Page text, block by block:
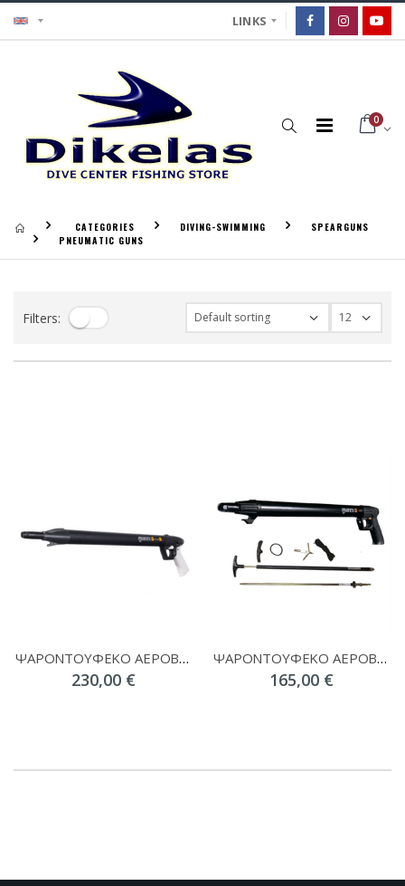
LINKS
0
CATEGORIES DIVING-SWIMMING
SPEARGUNS
PNEUMATIC GUNS
Filters:
ΨΑΡΟΝΤΟΥΦΕΚΟ ΑΕΡΟΒΟΛΟ STEN 11
230,00 €
ΨΑΡΟΝΤΟΥΦΕΚΟ ΑΕΡΟΒΟΛΟ JET
165,00 €